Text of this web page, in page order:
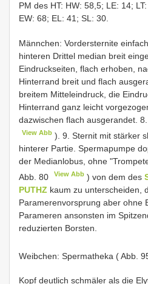
PM des HT: HW: 58,5; LE: 14;
EW: 68; EL: 41; SL: 30.
Männchen: Vordersternite
hinteren Drittel median breit
Eindruckseiten, flach erhoben,
Hinterrand breit und flach
breitem Mitteleindruck, die
Hinterrand ganz leicht
dazwischen flach ausgerandet.
View Abb ). 9. Sternit mit stärker
hinterer Partie. Spermapumpe
der Medianlobus, ohne
Abb. 80
View Abb ) von dem des
PUTHZ kaum zu unterscheiden,
Paramerenvorsprung aber ohne
Parameren ansonsten im
reduzierten Borsten.
Weibchen: Spermatheka ( Abb.
Kopf deutlich schmäler als die